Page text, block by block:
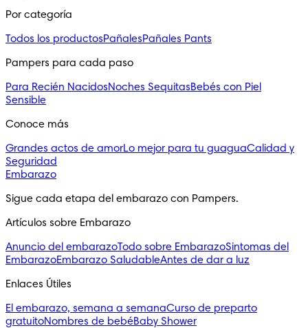
Por categoría
Todos los productosPañalesPañales Pants
Pampers para cada paso
Para Recién NacidosNoches SequitasBebés con Piel
Sensible
Conoce más
Grandes actos de amorLo mejor para tu guaguaCalidad y
Seguridad
Embarazo
Sigue cada etapa del embarazo con Pampers.
Artículos sobre Embarazo
Anuncio del embarazoTodo sobre EmbarazoSintomas del
EmbarazoEmbarazo SaludableAntes de dar a luz
Enlaces Útiles
El embarazo, semana a semanaCurso de preparto
gratuitoNombres de bebéBaby Shower